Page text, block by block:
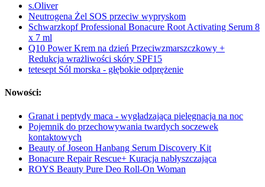
s.Oliver
Neutrogena Żel SOS przeciw wypryskom
Schwarzkopf Professional Bonacure Root Activating Serum 8
x 7 ml
Q10 Power Krem na dzień Przeciwzmarszczkowy +
Redukcja wrażliwości skóry SPF15
tetesept Sól morska - głębokie odprężenie
Nowości:
Granat i peptydy maca - wygładzająca pielęgnacja na noc
Pojemnik do przechowywania twardych soczewek
kontaktowych
Beauty of Joseon Hanbang Serum Discovery Kit
Bonacure Repair Rescue+ Kuracja nabłyszczająca
ROYS Beauty Pure Deo Roll-On Woman